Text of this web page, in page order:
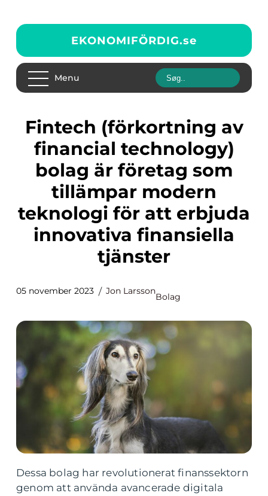
EKONOMIFÖRDIG.se
Menu
Fintech (förkortning av
financial technology)
bolag är företag som
tillämpar modern
teknologi för att erbjuda
innovativa finansiella
tjänster
05 november 2023 Jon Larsson
Bolag
Dessa bolag har revolutionerat finanssektorn
genom att använda avancerade digitala